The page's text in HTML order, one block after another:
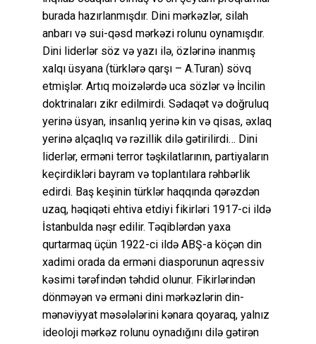
burada hazırlanmışdır. Dini mərkəzlər, silah
anbarı və sui-qəsd mərkəzi rolunu oynamışdır.
Dini liderlər söz və yazı ilə, özlərinə inanmış
xalqı üsyana (türklərə qarşı – A.Turan) sövq
etmişlər. Artıq moizələrdə uca sözlər və İncilin
doktrinaları zikr edilmirdi. Sədaqət və doğruluq
yerinə üsyan, insanlıq yerinə kin və qisas, əxlaq
yerinə alçaqlıq və rəzillik dilə gətirilirdi… Dini
liderlər, erməni terror təşkilatlarının, partiyaların
keçirdikləri bayram və toplantılara rəhbərlik
edirdi. Baş keşinin türklər haqqında qərəzdən
uzaq, həqiqəti ehtiva etdiyi fikirləri 1917-ci ildə
İstanbulda nəşr edilir. Təqiblərdən yaxa
qurtarmaq üçün 1922-ci ildə ABŞ-a köçən din
xadimi orada da erməni diasporunun aqressiv
kəsimi tərəfindən təhdid olunur. Fikirlərindən
dönməyən və erməni dini mərkəzlərin din-
mənəviyyat məsələlərini kənara qoyaraq, yalnız
ideoloji mərkəz rolunu oynadığını dilə gətirən